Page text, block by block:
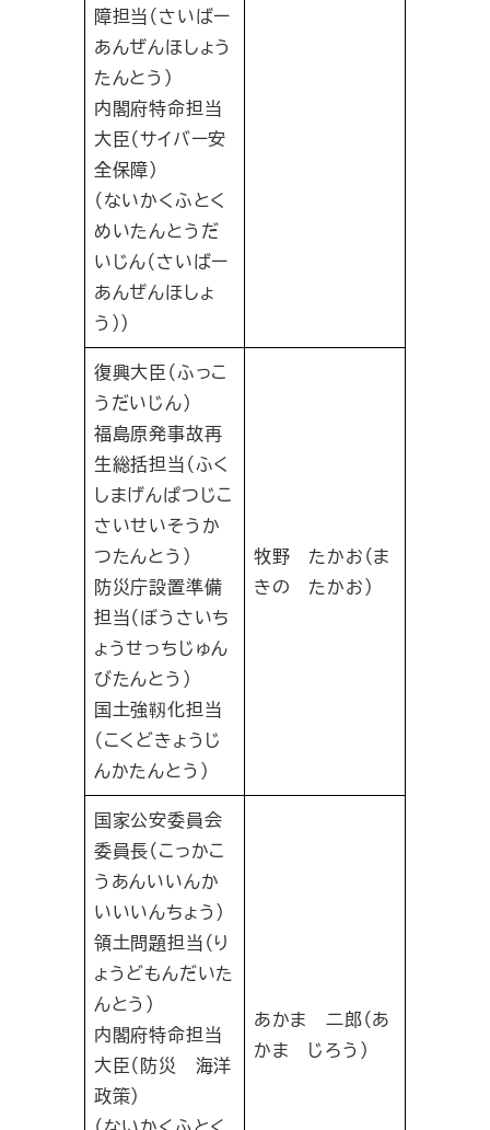
障担当（さいばー
あんぜんほしょう
たんとう）
内閣府特命担当
大臣（サイバー安
全保障）
（ないかくふとく
めいたんとうだ
いじん（さいばー
あんぜんほしょ
う））
復興大臣（ふっこ
うだいじん）
福島原発事故再
生総括担当（ふく
しまげんぱつじこ
さいせいそうか
つたんとう）
防災庁設置準備
担当（ぼうさいち
ょうせっちじゅん
びたんとう）
国土強靱化担当
（こくどきょうじ
んかたんとう）
牧野 たかお（ま
きの たかお）
国家公安委員会
委員長（こっかこ
うあんいいんか
いいいんちょう）
領土問題担当（り
ょうどもんだいた
んとう）
内閣府特命担当
大臣（防災 海洋
政策）
あかま 二郎（あ
かま じろう）